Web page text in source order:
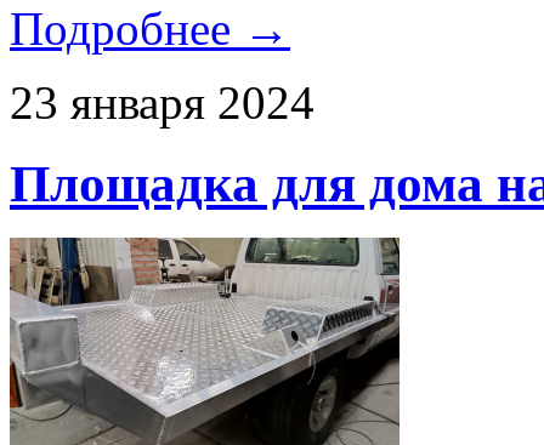
Подробнее →
23 января 2024
Площадка для дома